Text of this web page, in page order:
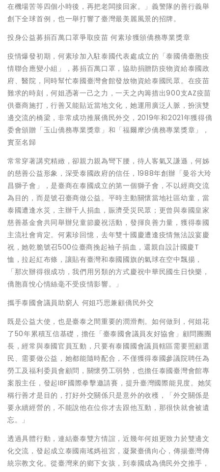
在機場苦等四個小時後，再把老闆接回家。」義警隊的善行義舉
創下全球首例，也一舉打響了臺灣最美麗風景的招牌。
投身公益募捐百萬口罩爭取疫苗 何素珍獲頒僑務專業獎章
疫情爆發初期，何素珍加入駐泰國代表處成立的「泰國僑臺胞疫
情聯合應變小組」，募捐百萬口罩，協助捐贈防疫物資給泰國政
府、醫院，同時幫忙泰國臺灣會館發放物資給泰國民眾。在疫苗
難求的時刻，何姐憑著一己之力，一天之內籌措出900支AZ疫苗
供臺商施打，行善又能貼近當地文化，她運用廣泛人脈，扮演雙
邊交流的橋梁，非常成功推展僑民外交，2019年和2021年獲得僑
委會頒贈「玉山僑務專業獎章」和「福爾摩沙僑務專業獎章」，
實至名歸
常常穿著講究精緻，卻親力親為彎下腰，待人客氣又謙遜，何姊
的慈善公益形象，深受泰國政府的信任，1988年創辦「曼谷大玲
昌獅子會」，是臺商在泰國成立的第一個獅子會，不以經商交流
為目的，而是號召臺商做公益。平時主動關懷當地社區幼童，當
泰國遭逢水災，主辦千人捐血，賑濟受災民眾；更曾與泰國皇家
慈善基金會共同舉辦兒童節慶祝活動，發揮良善力量，獲得泰國
主流社會肯定。何素珍回憶，去年雙十國慶遭逢疫情無法設宴慶
祝，她乾脆號召500位臺商挽起袖子捐血，還親自設計國慶T
恤，拉起紅布條，讓貼有臺灣和泰國國旗的氣球在空中飄揚，
「那次辦得很成功，我們用另類的方式慶祝中華民國生日快樂，
僑胞喜悅心情絲毫不受疫情影響。」
攜手泰國會議員助窮人 何姐巧思兼顧僑民外交
既是公益大使，也是臺泰之間重要的潤滑劑。如何做到，何姐花
了50年累積互信基礎，擔任「臺泰國會議員友好協會」顧問團團
長，經常與泰國官員互動，只要有泰國國會議員轄區需要照顧選
民、需要做公益，她都能隨時配合，不僅獲得泰國參議院聘任為
勞工及福利委員會顧問，關懷勞工弱勢，也擔任泰國臺灣會館專
案股主任，發起IBF國際拳擊邀請賽，提升臺灣國際能見度。她笑
稱行善才是目的，打好外交關係只是意外的收穫，「外交關係是
要永續經營的，不能說他在位你才去跟他互動，那很快就會被遺
忘。」
透過具體行動，連結臺泰雙方情誼，近幾年何姐更致力於雙邊文
化交流，發起成立泰國南瑤媽祖宮，凝聚臺僑向心，傳揚臺灣傳
統宗教文化。從臺灣來的鄉下女孩，到泰國成為僑民外交推手，